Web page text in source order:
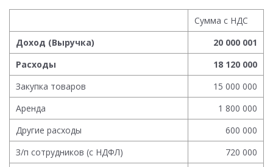
Сумма с НДС
Доход (Выручка)
20 000 001
Расходы
18 120 000
Закупка товаров
15 000 000
Аренда
1 800 000
Другие расходы
600 000
З/п сотрудников (с НДФЛ)
720 000